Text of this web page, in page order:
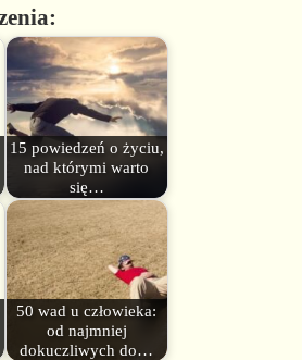
15 powiedzeń o życiu,
nad którymi warto
się…
50 wad u człowieka:
od najmniej
dokuczliwych do…